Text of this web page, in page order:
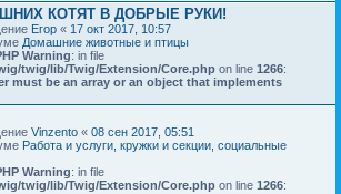
КОТЯТ В ДОБРЫЕ РУКИ!
Егор « 17 окт 2017, 10:57
Домашние животные и птицы
Warning: in file
twig/lib/Twig/Extension/Core.php on line 1266:
must be an array or an object that implements
Vinzento « 08 сен 2017, 05:51
Работа и услуги, кружки и секции, социальные
Warning: in file
twig/lib/Twig/Extension/Core.php on line 1266: